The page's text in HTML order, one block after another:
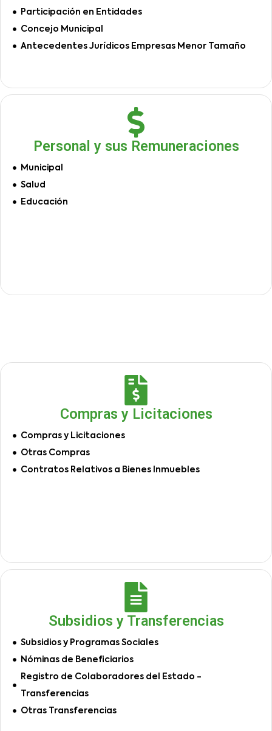
Participación en Entidades
Concejo Municipal
Antecedentes Jurídicos Empresas Menor Tamaño
Personal y sus Remuneraciones
Municipal
Salud
Educación
Compras y Licitaciones
Compras y Licitaciones
Otras Compras
Contratos Relativos a Bienes Inmuebles
Subsidios y Transferencias
Subsidios y Programas Sociales
Nóminas de Beneficiarios
Registro de Colaboradores del Estado -
Transferencias
Otras Transferencias